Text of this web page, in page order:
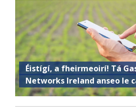
Éistígí, a fheirmeoirí! Tá
Networks Ireland anseo le